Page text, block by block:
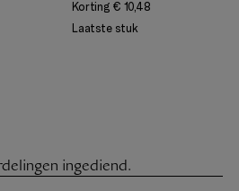
Korting € 10,48
Laatste stuk